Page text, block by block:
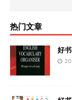
热门文章
好